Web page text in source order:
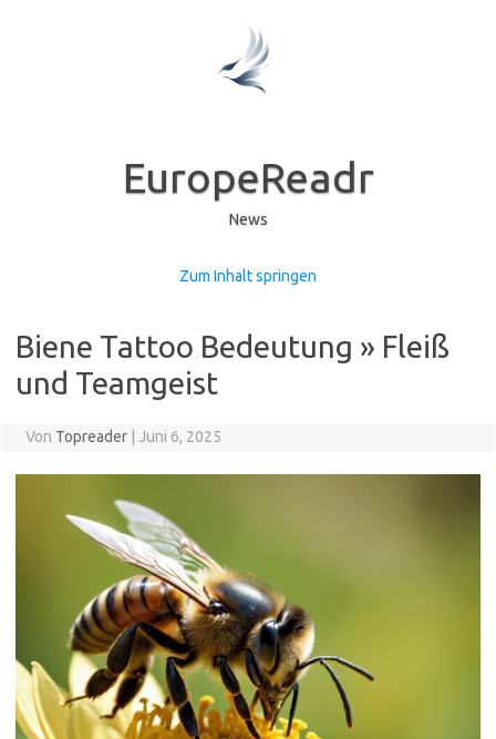
EuropeReadr
News
Zum Inhalt springen
Biene Tattoo Bedeutung » Fleiß
und Teamgeist
Von Topreader Juni 6, 2025